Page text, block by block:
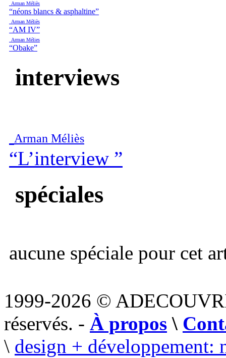
Arman Méliès
“néons blancs & asphaltine”
Arman Méliès
“AM IV”
Arman Mélies
“Obake”
interviews
Arman Méliès
“L’interview ”
spéciales
aucune spéciale pour cet
1999-2026 ©
réservés. - À propos \
\ design + développement: